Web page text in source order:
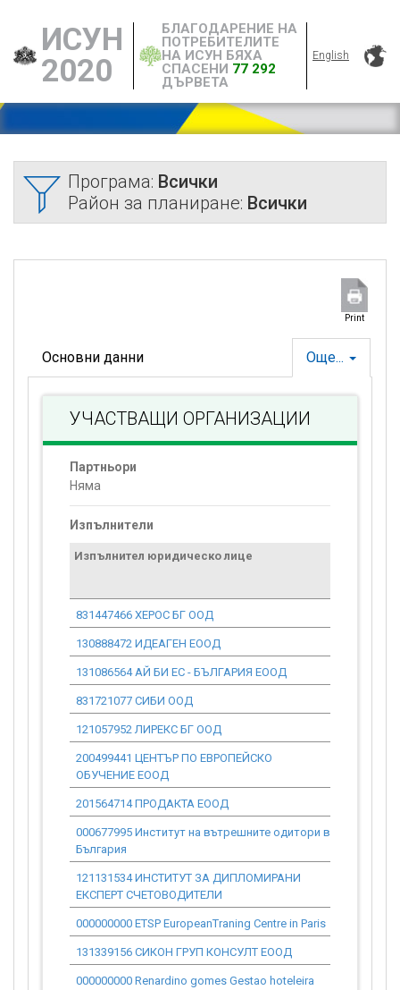
ИСУН
2020
БЛАГОДАРЕНИЕ НА
ПОТРЕБИТЕЛИТЕ
НА ИСУН БЯХА
СПАСЕНИ 77 292
ДЪРВЕТА
English
Програма: Всички
Район за планиране: Всички
Print
Още...
Основни данни
УЧАСТВАЩИ ОРГАНИЗАЦИИ
Партньори
Няма
Изпълнители
Изпълнител юридическо лице
831447466 ХЕРОС БГ ООД
130888472 ИДЕАГЕН ЕООД
131086564 АЙ БИ ЕС - БЪЛГАРИЯ ЕООД
831721077 СИБИ ООД
121057952 ЛИРЕКС БГ ООД
200499441 ЦЕНТЪР ПО ЕВРОПЕЙСКО
ОБУЧЕНИЕ ЕООД
201564714 ПРОДАКТА ЕООД
000677995 Институт на вътрешните одитори в
България
121131534 ИНСТИТУТ ЗА ДИПЛОМИРАНИ
ЕКСПЕРТ СЧЕТОВОДИТЕЛИ
000000000 ETSP EuropeanTraning Centre in Paris
131339156 СИКОН ГРУП КОНСУЛТ ЕООД
000000000 Renardino gomes Gestao hoteleira